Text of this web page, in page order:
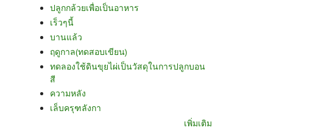
ปลูกกล้วยเพื่อเป็นอาหาร
เร็วๆนี้
บานแล้ว
ฤดูกาล(ทดสอบเขียน)
ทดลองใช้ดินขุยไผ่เป็นวัสดุในการปลูกบอน
สี
ความหลัง
เล็บครุฑลังกา
เพิ่มเติม